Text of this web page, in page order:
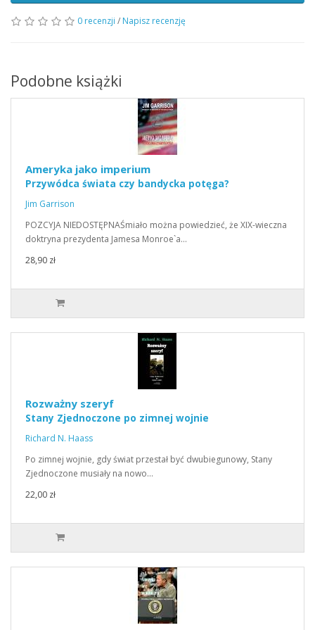
0 recenzji / Napisz recenzję
Podobne książki
Ameryka jako imperium
Przywódca świata czy bandycka potęga?
Jim Garrison
POZCYJA NIEDOSTĘPNAŚmiało można powiedzieć, że XIX-wieczna
doktryna prezydenta Jamesa Monroe`a…
28,90 zł
Rozważny szeryf
Stany Zjednoczone po zimnej wojnie
Richard N. Haass
Po zimnej wojnie, gdy świat przestał być dwubiegunowy, Stany
Zjednoczone musiały na nowo…
22,00 zł